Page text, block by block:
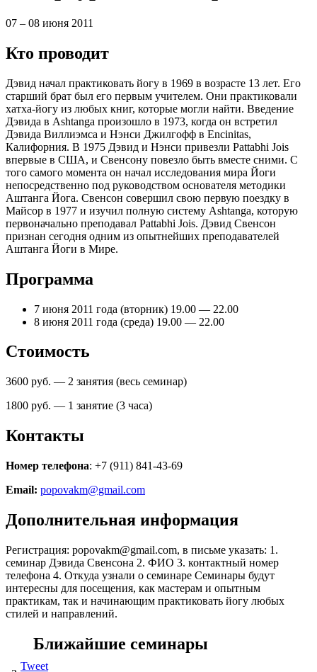
07 – 08 июня 2011
Кто проводит
Дэвид начал практиковать йогу в 1969 в возрасте 13 лет. Его
старший брат был его первым учителем. Они практиковали
хатха-йогу из любых книг, которые могли найти. Введение
Дэвида в Ashtanga произошло в 1973, когда он встретил
Дэвида Виллиэмса и Нэнси Джилгофф в Encinitas,
Калифорния. В 1975 Дэвид и Нэнси привезли Pattabhi Jois
впервые в США, и Свенсону повезло быть вместе сними. С
того самого момента он начал исследования мира Йоги
непосредственно под руководством основателя методики
Аштанга Йога. Свенсон совершил свою первую поездку в
Майсор в 1977 и изучил полную систему Ashtanga, которую
первоначально преподавал Pattabhi Jois. Дэвид Свенсон
признан сегодня одним из опытнейших преподавателей
Аштанга Йоги в Мире.
Программа
7 июня 2011 года (вторник) 19.00 — 22.00
8 июня 2011 года (среда) 19.00 — 22.00
Стоимость
3600 руб. — 2 занятия (весь семинар)
1800 руб. — 1 занятие (3 часа)
Контакты
Номер телефона: +7 (911) 841-43-69
Email: popovakm@gmail.com
Дополнительная информация
Регистрация: popovakm@gmail.com, в письме указать: 1.
семинар Дэвида Свенсона 2. ФИО 3. контактный номер
телефона 4. Откуда узнали о семинаре Семинары будут
интересны для посещения, как мастерам и опытным
практикам, так и начинающим практиковать йогу любых
стилей и направлений.
Tweet
Ближайшие семинары